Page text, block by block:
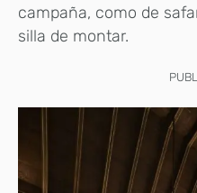
campaña, como de
silla de montar.